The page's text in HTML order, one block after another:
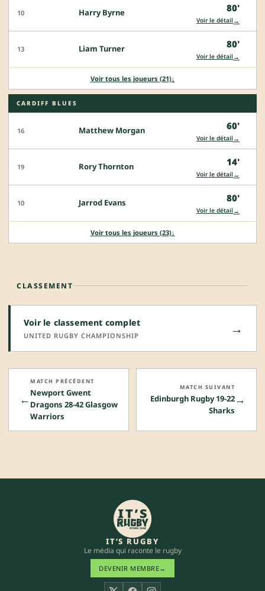
10 Harry Byrne 80'
Voir le détail →
13 Liam Turner 80'
Voir le détail →
Voir tous les joueurs (21)↓
CARDIFF BLUES
16 Matthew Morgan 60'
Voir le détail →
19 Rory Thornton 14'
Voir le détail →
10 Jarrod Evans 80'
Voir le détail →
Voir tous les joueurs (23)↓
CLASSEMENT
Voir le classement complet
UNITED RUGBY CHAMPIONSHIP →
←
MATCH PRÉCÉDENT
Newport Gwent
Dragons 28-42 Glasgow
Warriors
→
MATCH SUIVANT
Edinburgh Rugby 19-22
Sharks
IT’S RUGBY
Le média qui raconte le rugby
DEVENIR MEMBRE→